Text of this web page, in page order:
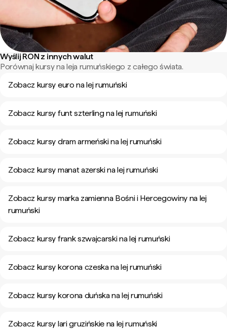
Wyślij RON z innych walut
Porównaj kursy na leja rumuńskiego z całego świata.
Zobacz kursy euro na lej rumuński
Zobacz kursy funt szterling na lej rumuński
Zobacz kursy dram armeński na lej rumuński
Zobacz kursy manat azerski na lej rumuński
Zobacz kursy marka zamienna Bośni i Hercegowiny na lej
rumuński
Zobacz kursy frank szwajcarski na lej rumuński
Zobacz kursy korona czeska na lej rumuński
Zobacz kursy korona duńska na lej rumuński
Zobacz kursy lari gruzińskie na lej rumuński